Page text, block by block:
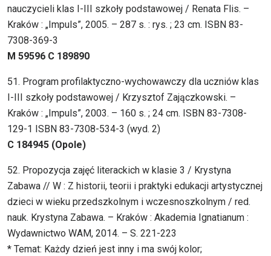
nauczycieli klas I-III szkoły podstawowej / Renata Flis. –
Kraków : „Impuls”, 2005. – 287 s. : rys. ; 23 cm. ISBN 83-
7308-369-3
M 59596 C 189890
51. Program profilaktyczno-wychowawczy dla uczniów klas
I-III szkoły podstawowej / Krzysztof Zajączkowski. –
Kraków : „Impuls”, 2003. – 160 s. ; 24 cm. ISBN 83-7308-
129-1 ISBN 83-7308-534-3 (wyd. 2)
C 184945 (Opole)
52. Propozycja zajęć literackich w klasie 3 / Krystyna
Zabawa // W : Z historii, teorii i praktyki edukacji artystycznej
dzieci w wieku przedszkolnym i wczesnoszkolnym / red.
nauk. Krystyna Zabawa. – Kraków : Akademia Ignatianum :
Wydawnictwo WAM, 2014. – S. 221-223
* Temat: Każdy dzień jest inny i ma swój kolor;